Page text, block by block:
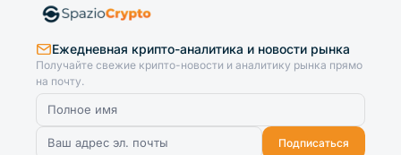
Ежедневная крипто-аналитика и новости рынка
Получайте свежие крипто-новости и аналитику рынка прямо
на почту.
Подписаться